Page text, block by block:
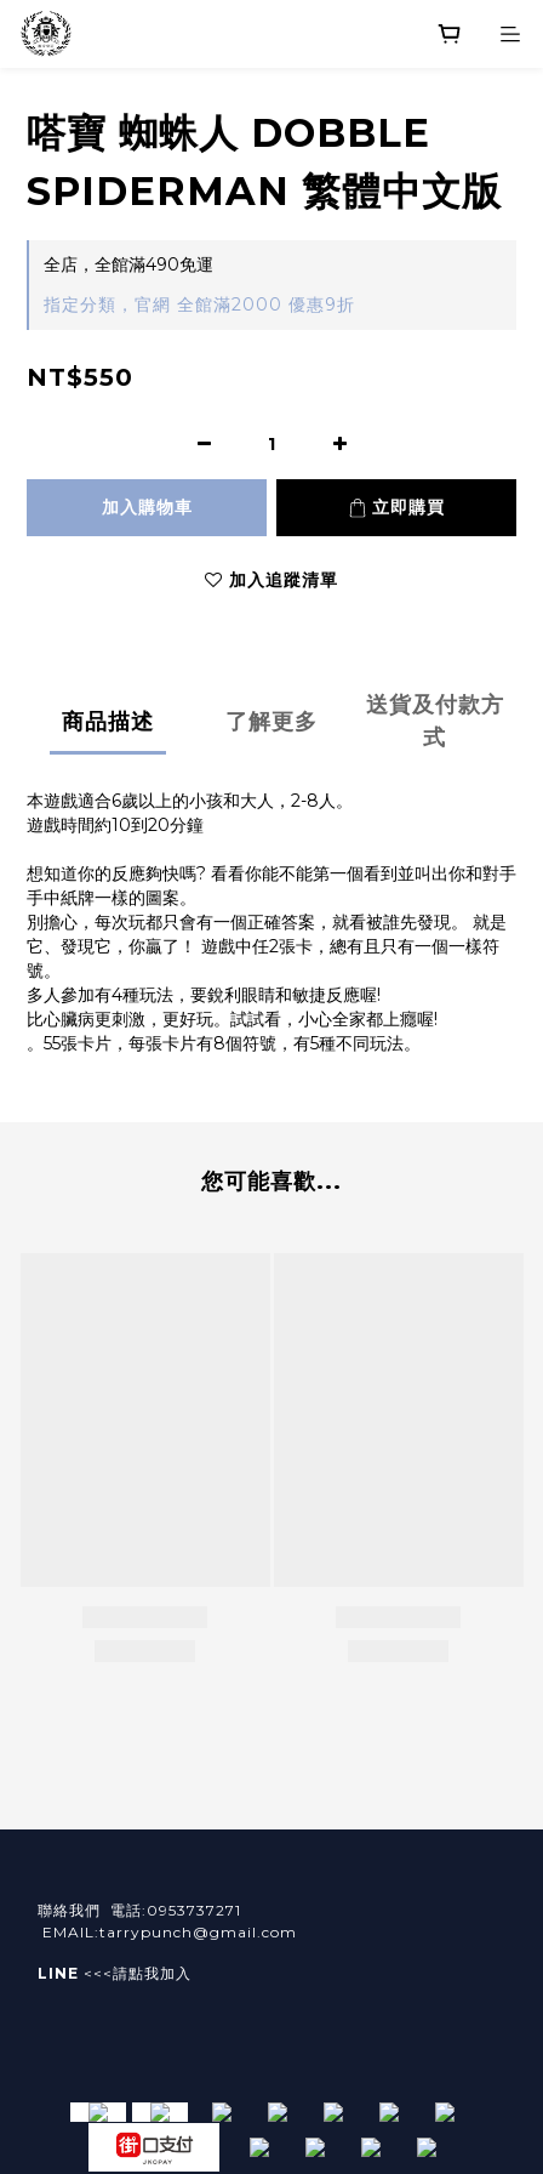
嗒寶 蜘蛛人 DOBBLE
SPIDERMAN 繁體中文版
全店，全館滿490免運
指定分類，官網 全館滿2000 優惠9折
NT$550
加入購物車 立即購買
加入追蹤清單
商品描述 了解更多
送貨及付款方
式
本遊戲適合6歲以上的小孩和大人，2-8人。
遊戲時間約10到20分鐘
想知道你的反應夠快嗎? 看看你能不能第一個看到並叫出你和對手
手中紙牌一樣的圖案。
別擔心，每次玩都只會有一個正確答案，就看被誰先發現。 就是
它、發現它，你贏了！ 遊戲中任2張卡，總有且只有一個一樣符
號。
多人參加有4種玩法，要銳利眼睛和敏捷反應喔!
比心臟病更刺激，更好玩。試試看，小心全家都上癮喔!
。55張卡片，每張卡片有8個符號，有5種不同玩法。
您可能喜歡...
聯絡我們 電話:0953737271
EMAIL:tarrypunch@gmail.com
LINE <<<請點我加入